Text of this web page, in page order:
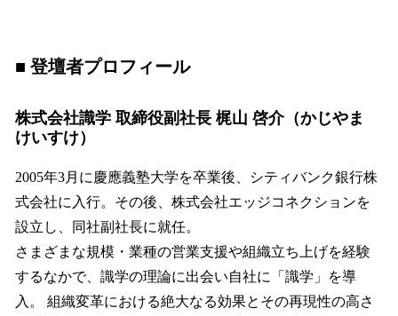
■ 登壇者プロフィール
株式会社識学 取締役副社長 梶山 啓介（かじやま
けいすけ）
2005年3月に慶應義塾大学を卒業後、シティバンク銀行株
式会社に入行。その後、株式会社エッジコネクションを
設立し、同社副社長に就任。
さまざまな規模・業種の営業支援や組織立ち上げを経験
するなかで、識学の理論に出会い自社に「識学」を導
入。 組織変革における絶大なる効果とその再現性の高さ